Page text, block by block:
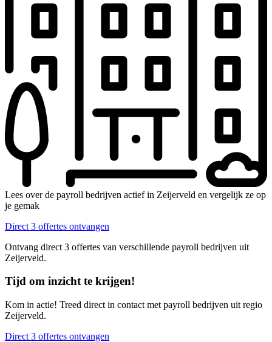
Lees over de payroll bedrijven actief in Zeijerveld en vergelijk ze op
je gemak
Direct 3 offertes ontvangen
Ontvang direct 3 offertes van verschillende payroll bedrijven uit
Zeijerveld.
Tijd om inzicht te krijgen!
Kom in actie! Treed direct in contact met payroll bedrijven uit regio
Zeijerveld.
Direct 3 offertes ontvangen